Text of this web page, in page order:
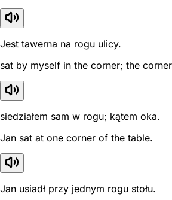
Jest tawerna na rogu ulicy.
sat by myself in the corner; the
siedziałem sam w rogu; kątem oka.
Jan sat at one corner of the table.
Jan usiadł przy jednym rogu stołu.